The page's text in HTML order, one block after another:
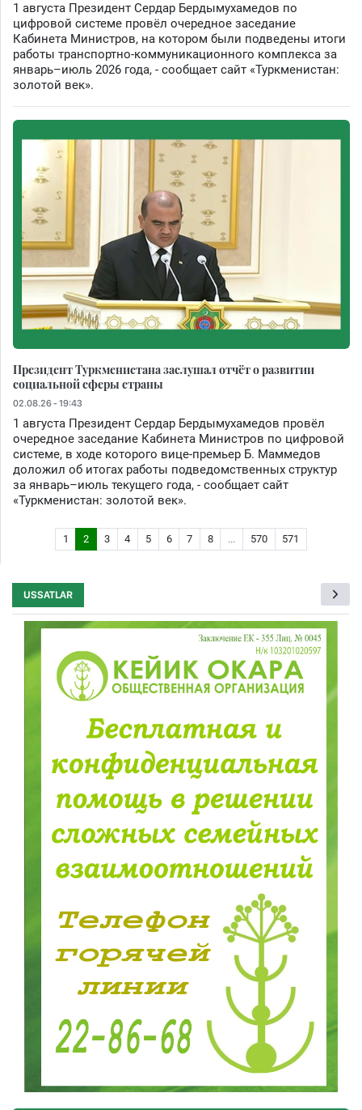
1 августа Президент Сердар Бердымухамедов по
цифровой системе провёл очередное заседание
Кабинета Министров, на котором были подведены итоги
работы транспортно-коммуникационного комплекса за
январь–июль 2026 года, - сообщает сайт «Туркменистан:
золотой век».
Президент Туркменистана заслушал отчёт о развитии
социальной сферы страны
02.08.26 - 19:43
1 августа Президент Сердар Бердымухамедов провёл
очередное заседание Кабинета Министров по цифровой
системе, в ходе которого вице-премьер Б. Маммедов
доложил об итогах работы подведомственных структур
за январь–июль текущего года, - сообщает сайт
«Туркменистан: золотой век».
1 2 3 4 5 6 7 8 ... 570 571
USSATLAR